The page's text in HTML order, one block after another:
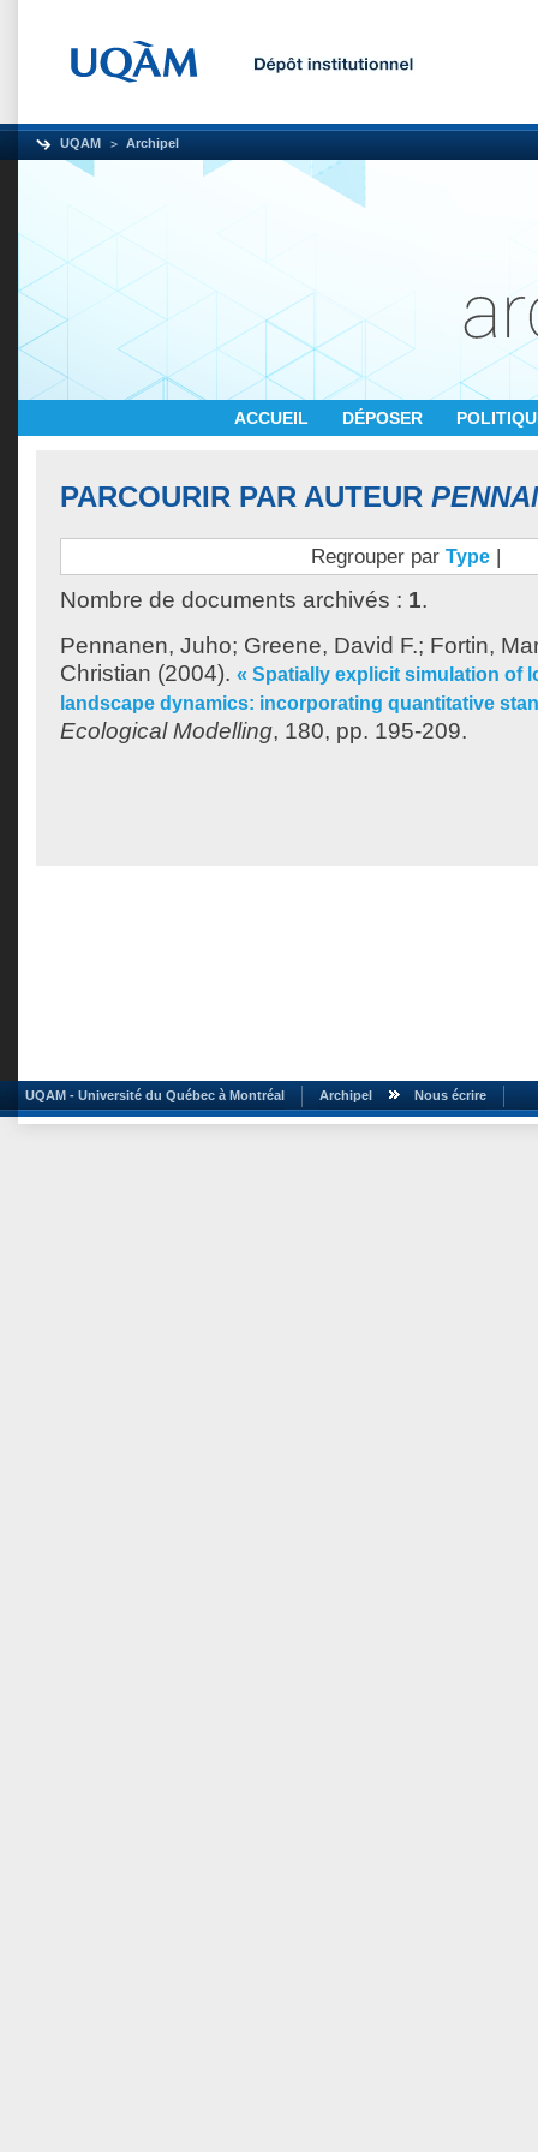
UQAM Archipel
ACCUEIL DÉPOSER
PARCOURIR PAR AUTEUR
Regrouper par Type |
Nombre de documents archivés : 1.
Pennanen, Juho; Greene, David F.; Fortin,
Christian (2004). « Spatially explicit simulation of
landscape dynamics: incorporating quantitative
Ecological Modelling, 180, pp. 195-209.
UQAM - Université du Québec à Montréal Archipel Nous écrire